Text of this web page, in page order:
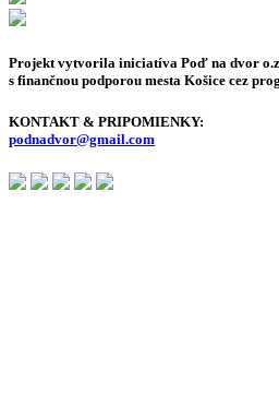
Projekt vytvorila iniciatíva Poď na dvor
s finančnou podporou mesta Košice cez
KONTAKT & PRIPOMIENKY:
podnadvor@gmail.com